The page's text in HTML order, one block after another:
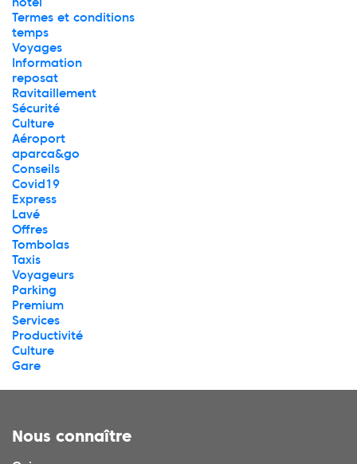
Termes et conditions
temps
Voyages
Information
reposat
Ravitaillement
Sécurité
Culture
Aéroport
aparca&go
Conseils
Covid19
Express
Lavé
Offres
Tombolas
Taxis
Voyageurs
Parking
Premium
Services
Productivité
Culture
Gare
Nous connaître